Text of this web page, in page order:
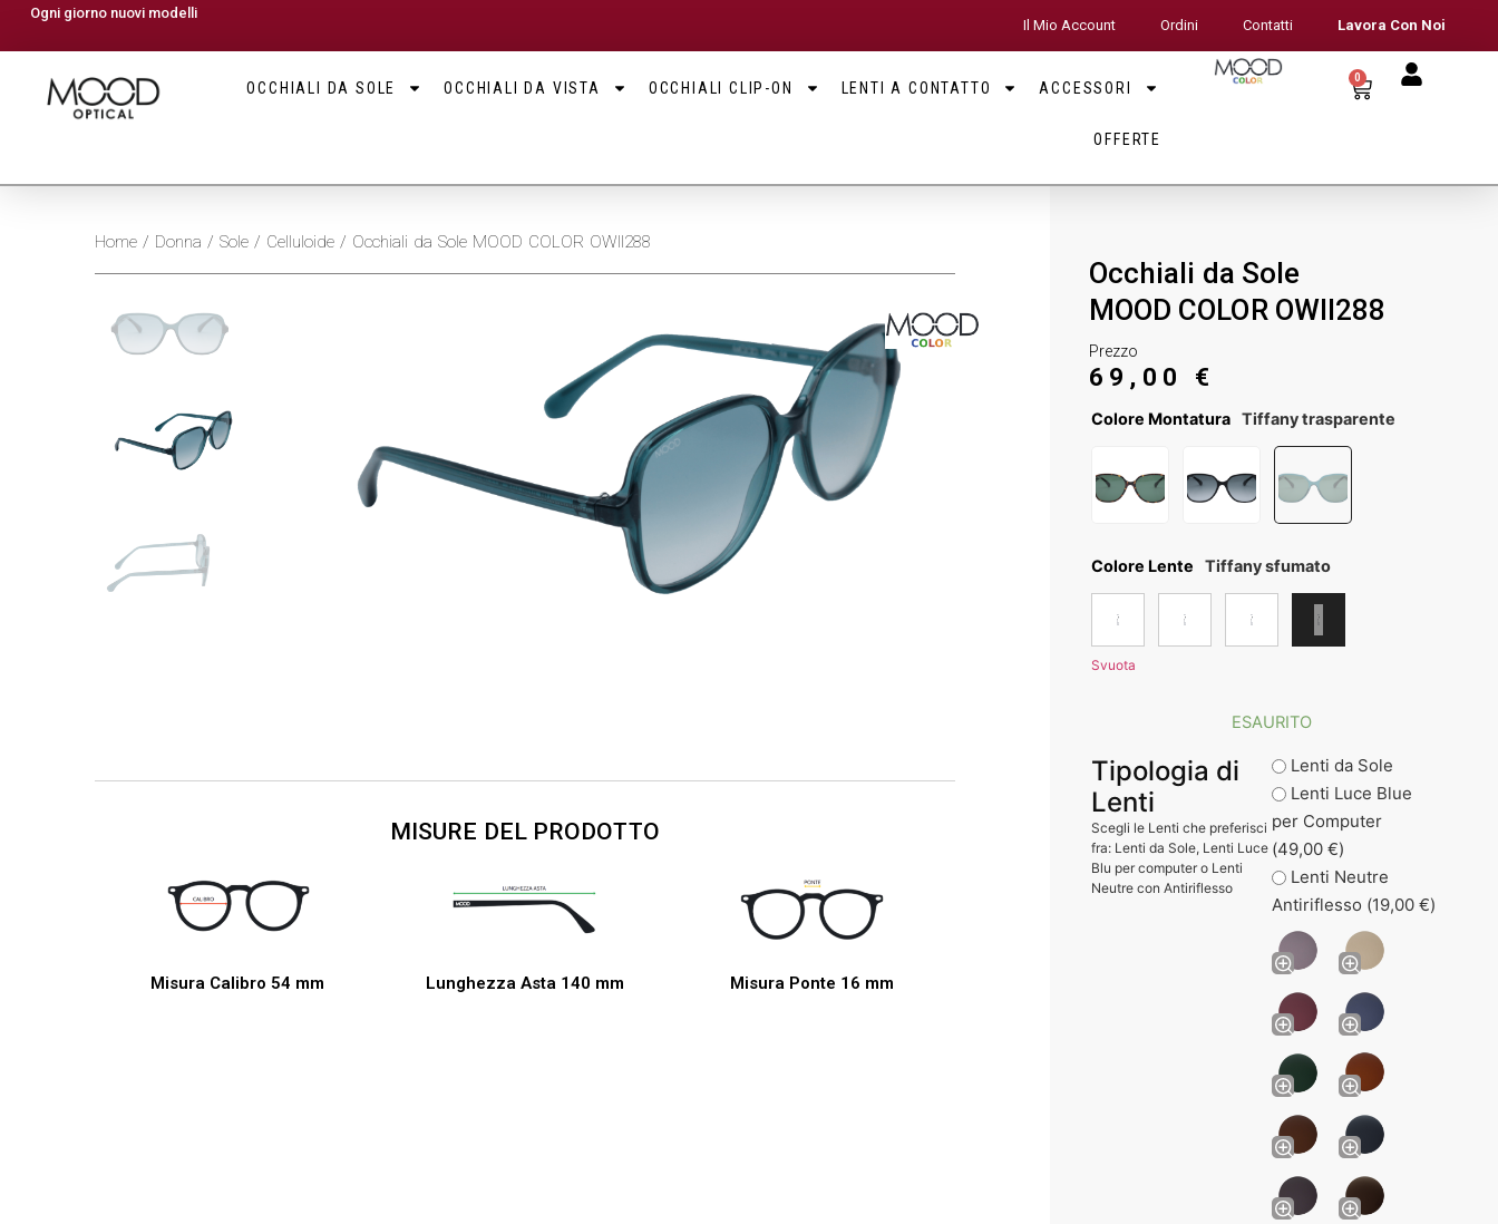
Ogni giorno nuovi modelli
Il Mio Account Ordini Contatti Lavora Con Noi
OCCHIALI DA SOLE OCCHIALI DA VISTA OCCHIALI CLIP-ON LENTI A CONTATTO ACCESSORI
OFFERTE
0
Home/ Donna / Sole/ Celluloide/ Occhiali da Sole MOOD COLOR OWII288
MISURE DEL PRODOTTO
Misura Calibro 54 mm Lunghezza Asta 140 mm Misura Ponte 16 mm
Occhiali da Sole
MOOD COLOR OWII288
Prezzo
69,00 €
Colore Montatura Tiffany trasparente
Colore Lente Tiffany sfumato
Svuota
ESAURITO
Tipologia di
Lenti
Scegli le Lenti che preferisci
fra: Lenti da Sole, Lenti Luce
Blu per computer o Lenti
Neutre con Antiriflesso
Lenti da Sole
Lenti Luce Blue
per Computer
(49,00 €)
Lenti Neutre
Antiriflesso (19,00 €)